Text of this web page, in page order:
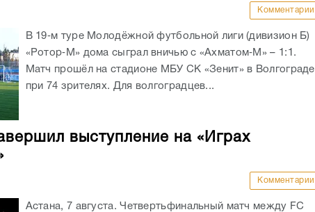
Комментарии
В 19‑м туре Молодёжной футбольной лиги (дивизион Б)
«Ротор‑М» дома сыграл вничью с «Ахматом‑М» – 1:1.
Матч прошёл на стадионе МБУ СК «Зенит» в Волгограде
при 74 зрителях. Для волгоградцев...
выступление на «Играх
Комментарии
Астана, 7 августа. Четвертьфинальный матч между FC